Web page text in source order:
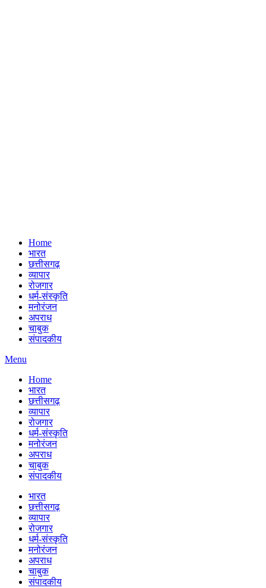
Home
भारत
छत्तीसगढ़
व्यापार
रोजगार
धर्म-संस्कृति
मनोरंजन
अपराध
चाबुक
संपादकीय
Menu
Home
भारत
छत्तीसगढ़
व्यापार
रोजगार
धर्म-संस्कृति
मनोरंजन
अपराध
चाबुक
संपादकीय
भारत
छत्तीसगढ़
व्यापार
रोजगार
धर्म-संस्कृति
मनोरंजन
अपराध
चाबुक
संपादकीय